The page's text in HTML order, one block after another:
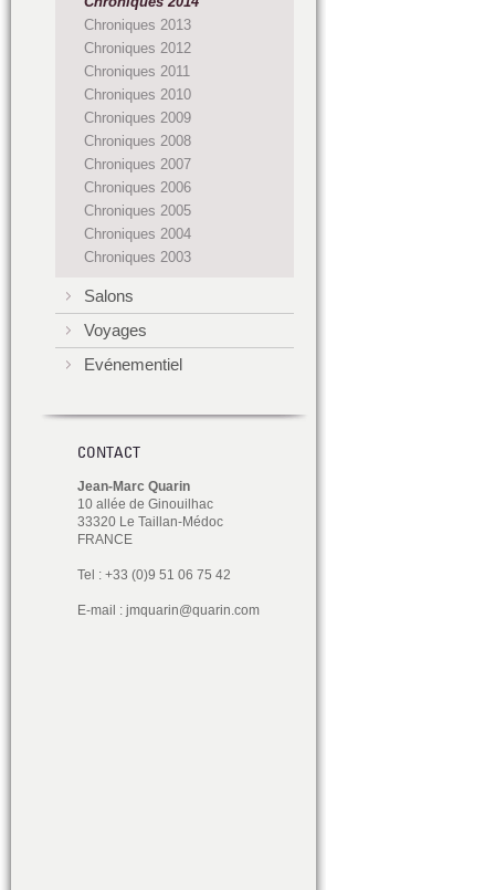
Chroniques 2013
Chroniques 2012
Chroniques 2011
Chroniques 2010
Chroniques 2009
Chroniques 2008
Chroniques 2007
Chroniques 2006
Chroniques 2005
Chroniques 2004
Chroniques 2003
Salons
Voyages
Evénementiel
CONTACT
Jean-Marc Quarin
10 allée de Ginouilhac
33320 Le Taillan-Médoc
FRANCE
Tel : +33 (0)9 51 06 75 42
E-mail : jmquarin@quarin.com